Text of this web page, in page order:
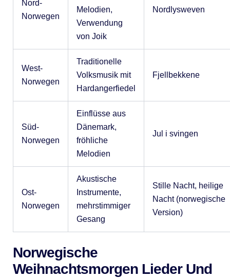
Nord-
Norwegen
Melodien,
Verwendung
von Joik
Nordlysweven
West-
Norwegen
Traditionelle
Volksmusik mit
Hardangerfiedel
Fjellbekkene
Süd-
Norwegen
Einflüsse aus
Dänemark,
fröhliche
Melodien
Jul i svingen
Ost-
Norwegen
Akustische
Instrumente,
mehrstimmiger
Gesang
Stille Nacht, heilige
Nacht (norwegische
Version)
Norwegische
Weihnachtsmorgen Lieder Und